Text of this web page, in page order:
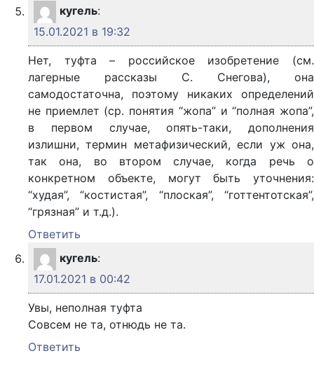
кугель:
15.01.2021 в 19:32
Нет, туфта – российское изобретение (см.
лагерные рассказы С. Снегова), она
самодостаточна, поэтому никаких определений
не приемлет (ср. понятия “жопа” и “полная жопа”,
в первом случае, опять-таки, дополнения
излишни, термин метафизический, если уж она,
так она, во втором случае, когда речь о
конкретном объекте, могут быть уточнения:
“худая”, “костистая”, “плоская”, “готтентотская”,
“грязная” и т.д.).
Ответить
кугель:
17.01.2021 в 00:42
Увы, неполная туфта
Совсем не та, отнюдь не та.
Ответить